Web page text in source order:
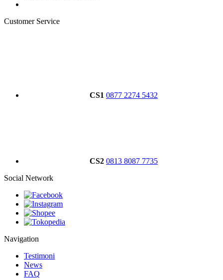
Customer Service
CS1 0877 2274 5432
CS2 0813 8087 7735
Social Network
Navigation
Testimoni
News
FAQ